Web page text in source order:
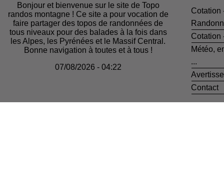
Bonjour et bienvenue sur le site de Topo
randos montagne ! Ce site a pour vocation de
faire partager des topos de randonnées de
tous niveaux pour des balades à la fois dans
les Alpes, les Pyrénées et le Massif Central.
Bonne navigation à toutes et à tous !
07/08/2026 - 04:22
Cotation
Cotation
Météo,
...
Contact